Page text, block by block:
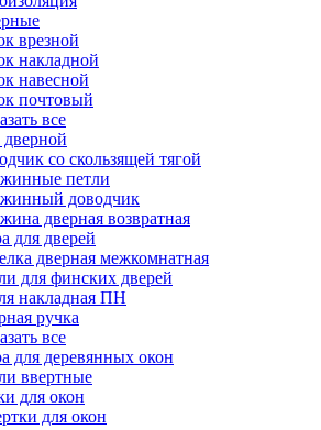
врезной
накладной
навесной
почтовый
все
со скользящей тягой
петли
доводчик
дверная возвратная
для дверей
дверная межкомнатная
для финских дверей
накладная ПН
ручка
все
для деревянных окон
ввертные
для окон
для окон